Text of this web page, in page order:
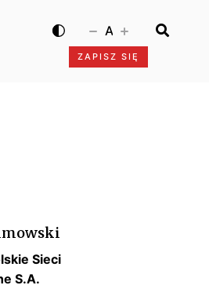
ZAPISZ SIĘ
A
Sieci
S.A.